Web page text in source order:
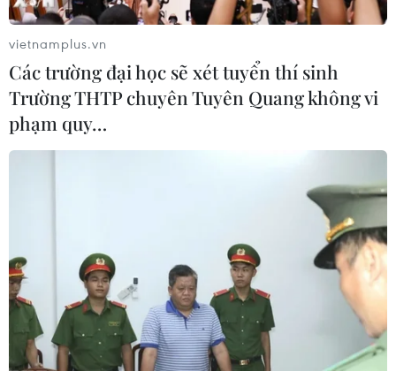
vietnamplus.vn
Các trường đại học sẽ xét tuyển thí sinh
Trường THTP chuyên Tuyên Quang không vi
phạm quy…